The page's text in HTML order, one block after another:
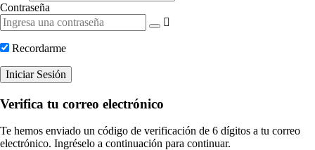
Contraseña
Recordarme
Iniciar Sesión
Verifica tu correo electrónico
Te hemos enviado un código de verificación de 6 dígitos a tu correo
electrónico. Ingréselo a continuación para continuar.